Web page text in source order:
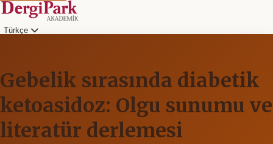
Türkçe
Gebelik sırasında diabetik
ketoasidoz: Olgu sunumu ve
literatür derlemesi